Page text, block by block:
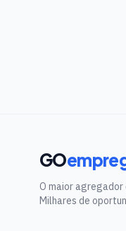
GO
O maior
Milhares de